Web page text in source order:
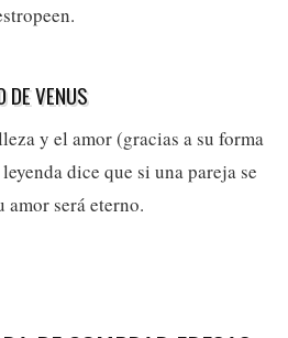
DE VENUS
y el amor (gracias a su forma
dice que si una pareja se
amor será eterno.